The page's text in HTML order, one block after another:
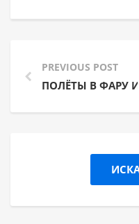
PREVIOUS POST
ПОЛЁТЫ В ФАРУ